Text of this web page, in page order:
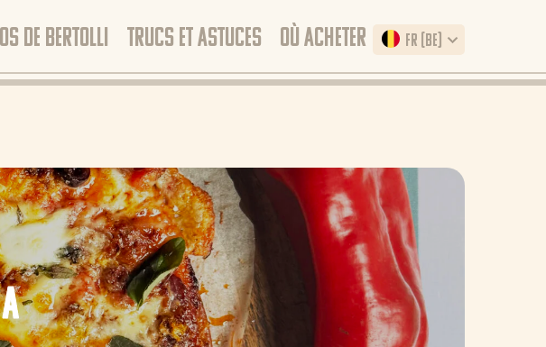
DE BERTOLLI TRUCS ET ASTUCES OÙ ACHETER FR (BE)